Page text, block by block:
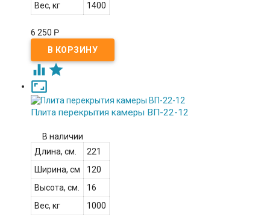
Вес, кг
1400
6 250 Р
 

Плита перекрытия камеры ВП-22-12
В наличии
Длина, см.
221
Ширина, см
120
Высота, см.
16
Вес, кг
1000